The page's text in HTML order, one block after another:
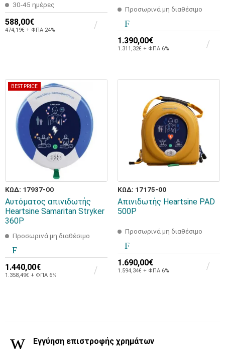
30-45 ημέρες
588,00€
474,19€ + ΦΠΑ 24%
Προσωρινά μη διαθέσιμο
1.390,00€
1.311,32€ + ΦΠΑ 6%
BEST PRICE
ΚΩΔ: 17937-00
Αυτόματος απινιδωτής
Heartsine Samaritan Stryker
360P
Προσωρινά μη διαθέσιμο
1.440,00€
1.358,49€ + ΦΠΑ 6%
ΚΩΔ: 17175-00
Απινιδωτής Heartsine PAD
500P
Προσωρινά μη διαθέσιμο
1.690,00€
1.594,34€ + ΦΠΑ 6%
Εγγύηση επιστροφής χρημάτων